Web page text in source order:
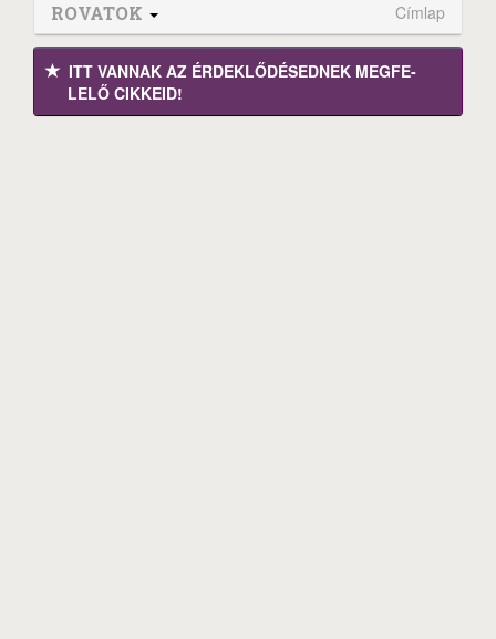
ROVATOK Címlap
ITT VANNAK AZ ÉRDEK­LŐDÉ­SEDNEK MEGFE­
LELŐ CIKKEID!